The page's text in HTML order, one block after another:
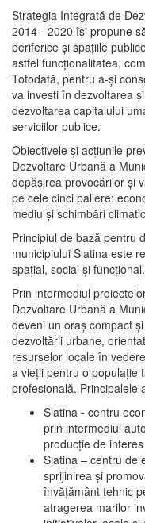
Strategia Integrată de
2014 - 2020 își propune
periferice şi spaţiile
astfel funcţionalitatea,
Totodată, pentru a-şi
va investi în dezvoltarea
dezvoltarea capitalului
serviciilor publice.
Obiectivele şi acţiunile
Dezvoltare Urbană a
depășirea provocărilor şi
pe cele cinci paliere:
mediu şi schimbări
Principiul de bază pentru
municipiului Slatina este
spaţial, social şi funcţional.
Prin intermediul
Dezvoltare Urbană a
deveni un oraş compact
dezvoltării urbane,
resurselor locale în
a vieţii pentru o populaţie
profesională. Principalele
Slatina - centru
prin intermediul
producţie de
Slatina – centru de
sprijinirea şi
învăţământ tehnic
atragerea marilor